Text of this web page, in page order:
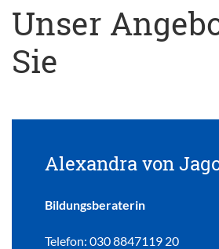
Unser
Sie
Alexandra von
Bildungsberaterin
Telefon: 030 8847119 20